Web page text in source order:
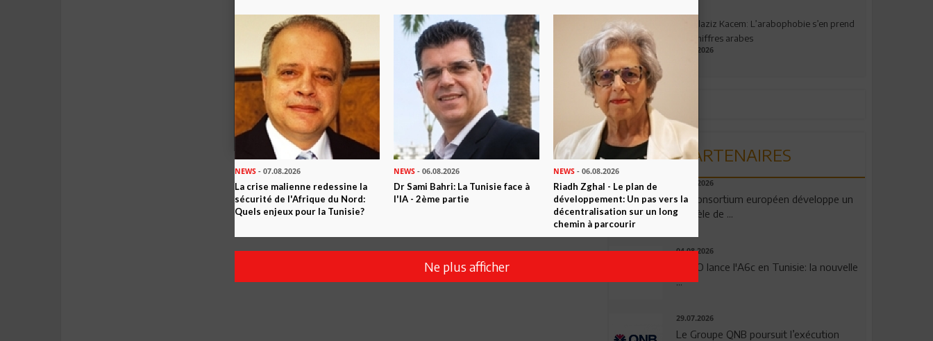
Abdelaziz Kacem: L’arabophobie s’en prend
aux chiffres arabes
09.07.2026
PARTENAIRES
06.08.2026
Un consortium européen développe un
modèle de ...
04.08.2026
OPPO lance l'A6c en Tunisie: la nouvelle
...
29.07.2026
Le Groupe QNB poursuit l’exécution
NEWS - 07.08.2026
La crise malienne redessine la
sécurité de l'Afrique du Nord:
Quels enjeux pour la Tunisie?
NEWS - 06.08.2026
Dr Sami Bahri: La Tunisie face à
l'IA - 2ème partie
NEWS- 06.08.2026
Riadh Zghal - Le plan de
développement: Un pas vers la
décentralisation sur un long
chemin à parcourir
Ne plus afficher